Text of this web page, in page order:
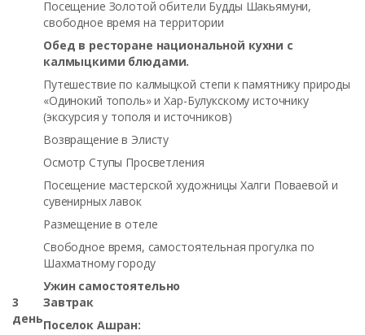
Посещение Золотой обители Будды Шакьямуни,
свободное время на территории
Обед в ресторане национальной кухни с
калмыцкими блюдами.
Путешествие по калмыцкой степи к памятнику природы
«Одинокий тополь» и Хар-Булукскому источнику
(экскурсия у тополя и источников)
Возвращение в Элисту
Осмотр Ступы Просветления
Посещение мастерской художницы Халги Поваевой и
сувенирных лавок
Размещение в отеле
Свободное время, самостоятельная прогулка по
Шахматному городу
Ужин самостоятельно
3
день
Завтрак
Поселок Ашран: